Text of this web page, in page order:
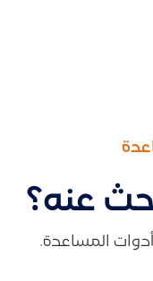
عنه؟
أدوات المساعدة.